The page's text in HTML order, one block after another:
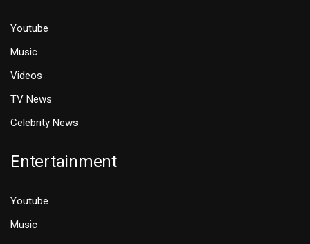
Youtube
Music
Videos
TV News
Celebrity News
Entertainment
Youtube
Music